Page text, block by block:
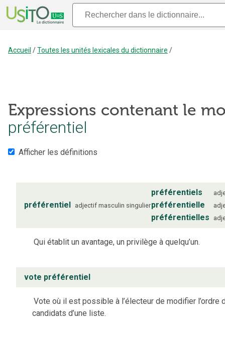
Accueil /Toutes les unités lexicales du dictionnaire /
Expressions contenant le
préférentiel
Afficher les définitions
préférentiel adjectif masculin singulier
préférentiels
préférentielle
préférentielles
Qui établit un avantage, un privilège à quelqu’un.
vote préférentiel
Vote où il est possible à l’électeur de modifier l’ordre
candidats d’une liste.